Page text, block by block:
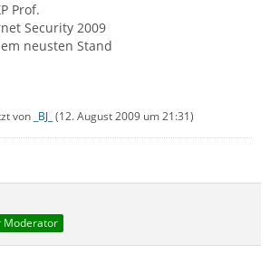
Prof.
Security 2009
neusten Stand
von _BJ_ (12. August 2009 um 21:31)
Moderator